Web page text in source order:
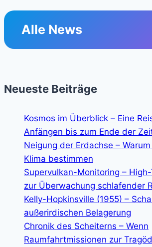
Alle News
Neueste Beiträge
Kosmos im Überblick – Eine
Anfängen bis zum Ende der
Neigung der Erdachse –
Klima bestimmen
Supervulkan-Monitoring –
zur Überwachung schlafender
Kelly-Hopkinsville (1955) –
außerirdischen Belagerung
Chronik des Scheiterns – Wenn
Raumfahrtmissionen zur